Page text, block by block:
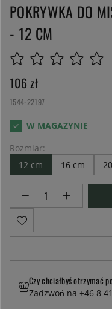
POKRYWKA DO
- 12 CM
106 zł
1544-22197
Rozmiar:
12 cm
16 cm
Czy chciałbyś otrzymać
Zadzwoń na +46 8